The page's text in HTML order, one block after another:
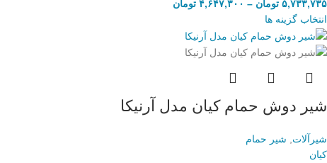
۵,۷۳۳,۷۳۵ تومان – ۴,۶۴۷,۳۰۰ تومان
انتخاب گزینه ها
شیر دوش حمام کیان مدل آرنیکا
شیرآلات
شیر حمام
کیان